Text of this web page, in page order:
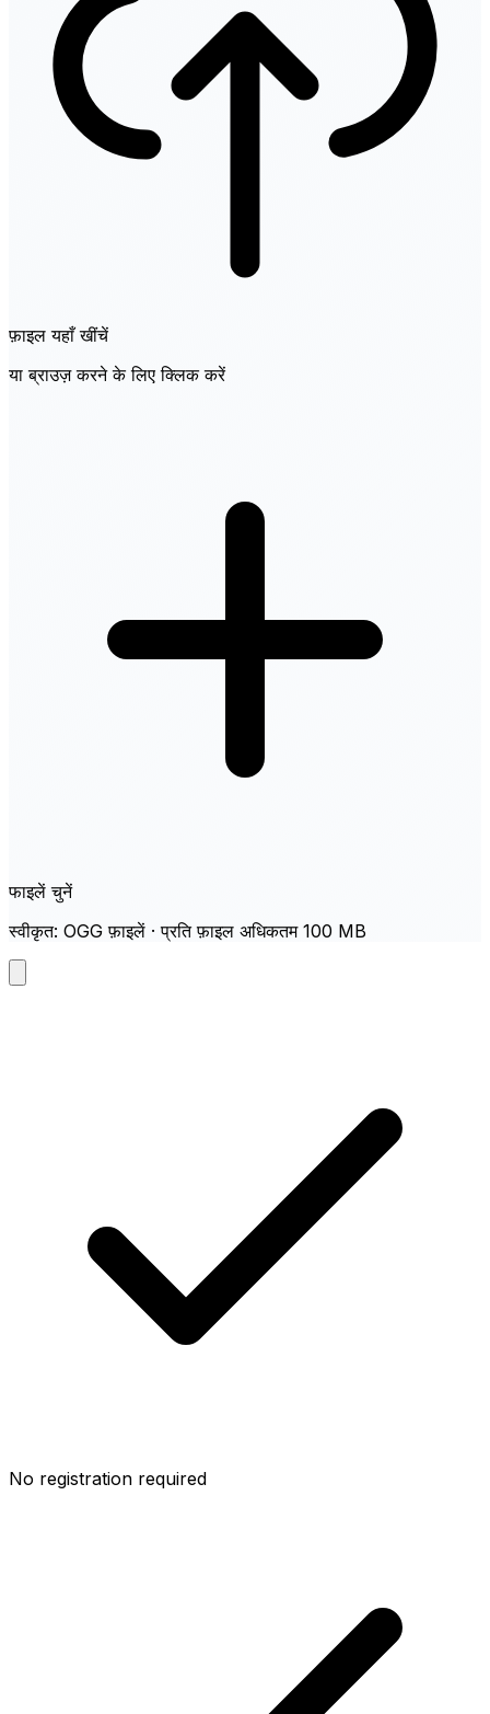
फ़ाइल यहाँ खींचें
या ब्राउज़ करने के लिए क्लिक करें
फाइलें चुनें
स्वीकृत: OGG फ़ाइलें · प्रति फ़ाइल अधिकतम 100 MB
No registration required